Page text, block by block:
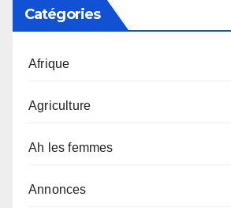
Catégories
Afrique
Agriculture
Ah les femmes
Annonces